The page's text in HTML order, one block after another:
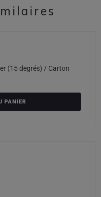
(15 degrés) / Carton
PANIER